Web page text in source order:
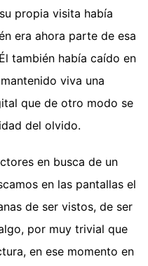
propia visita había
era ahora parte de esa
también había caído en
viva una
que de otro modo se
del olvido.
en busca de un
en las pantallas el
de ser vistos, de ser
por muy trivial que
en ese momento en